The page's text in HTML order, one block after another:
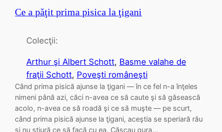
Ce a păţit prima pisica la ţigani
Colecţii:
Arthur şi Albert Schott, Basme valahe de
fraţii Schott, Poveşti româneşti
Când prima pisică ajunse la ţigani — în ce fel n-a înţeles
nimeni până azi, căci n-avea ce să caute şi să găsească
acolo, n-avea ce să roadă şi ce să muşte — pe scurt,
când prima pisică ajunse la ţigani, aceştia se speriară rău
şi nu ştiură ce să facă cu ea. Căscau gura…